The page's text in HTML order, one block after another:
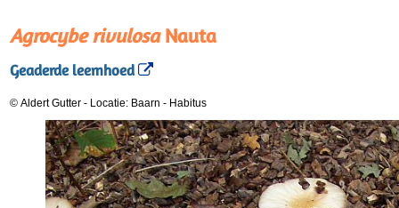
Agrocybe rivulosaNauta
Geaderde leemhoed
© Aldert Gutter - Locatie: Baarn - Habitus